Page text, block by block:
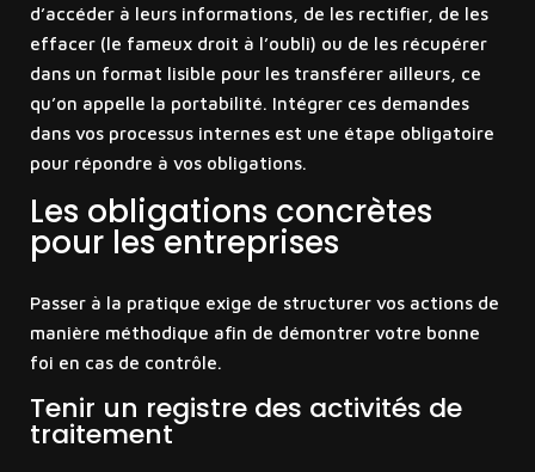
d’accéder à leurs informations, de les rectifier, de les
effacer (le fameux droit à l’oubli) ou de les récupérer
dans un format lisible pour les transférer ailleurs, ce
qu’on appelle la portabilité. Intégrer ces demandes
dans vos processus internes est une étape obligatoire
pour répondre à vos obligations.
Les obligations concrètes
pour les entreprises
Passer à la pratique exige de structurer vos actions de
manière méthodique afin de démontrer votre bonne
foi en cas de contrôle.
Tenir un registre des activités de
traitement